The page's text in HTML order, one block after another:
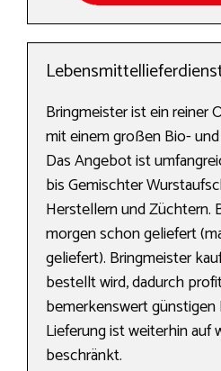
Bringmeister ist ein reiner
mit einem großen Bio-
Das Angebot ist
bis Gemischter
Herstellern und Züchtern.
morgen schon geliefert
geliefert). Bringmeister
bestellt wird, dadurch
bemerkenswert günstigen
Lieferung ist weiterhin auf
beschränkt.